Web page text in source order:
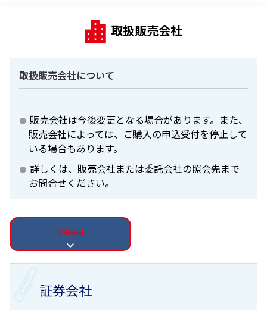
取扱販売会社
取扱販売会社について
販売会社は今後変更となる場合があります。また、
販売会社によっては、ご購入の申込受付を停止して
いる場合もあります。
詳しくは、販売会社または委託会社の照会先まで
お問合せください。
証券会社
証券会社